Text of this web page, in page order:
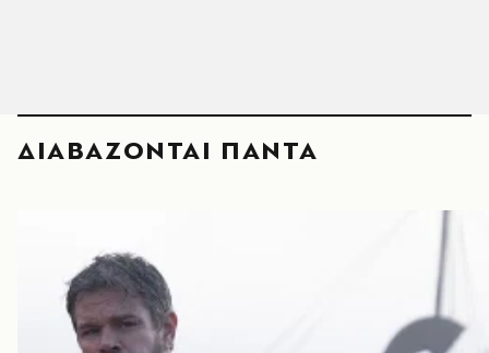
ΔΙΑΒΑΖΟΝΤΑΙ ΠΑΝΤΑ